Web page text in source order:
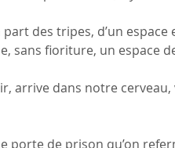
des tripes, d’un espace
sans fioriture, un espace
arrive dans notre cerveau,
porte de prison qu’on